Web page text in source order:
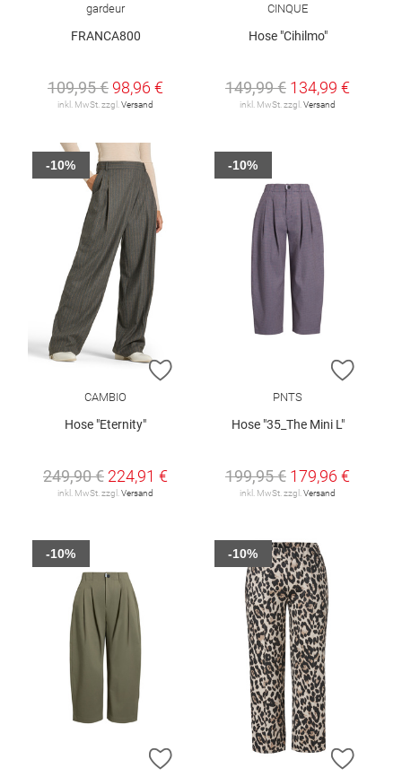
gardeur
FRANCA800
109,95 € 98,96 €
inkl. MwSt. zzgl. Versand
CINQUE
Hose "Cihilmo"
149,99 € 134,99 €
inkl. MwSt. zzgl. Versand
ZUR WUNSCHLISTE HINZUFÜGEN
CAMBIO
Hose "Eternity"
249,90 € 224,91 €
inkl. MwSt. zzgl. Versand
-10%
ZUR
PNTS
Hose "35_The Mini L"
199,95 € 179,96 €
inkl. MwSt. zzgl. Versand
-10%
ZUR WUNSCHLISTE HINZUFÜGEN
-10%
ZUR
-10%